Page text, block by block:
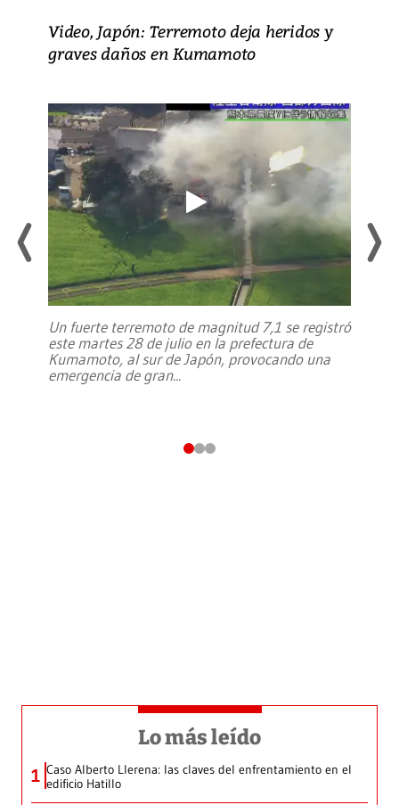
Video, Japón: Terremoto deja heridos y
graves daños en Kumamoto
Un fuerte terremoto de magnitud 7,1 se registró
este martes 28 de julio en la prefectura de
Kumamoto, al sur de Japón, provocando una
emergencia de gran...
Lo más leído
1 Caso Alberto Llerena: las claves del enfrentamiento en el
edificio Hatillo